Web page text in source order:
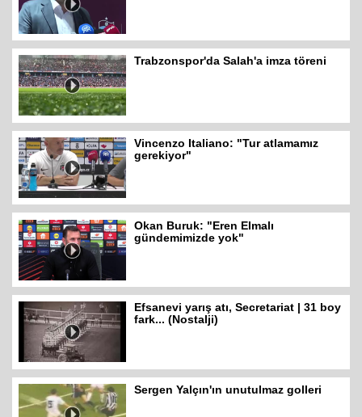
Trabzonspor'da Salah'a imza töreni
Vincenzo Italiano: "Tur atlamamız
gerekiyor"
Okan Buruk: "Eren Elmalı
gündemimizde yok"
Efsanevi yarış atı, Secretariat | 31 boy
fark... (Nostalji)
Sergen Yalçın'ın unutulmaz golleri